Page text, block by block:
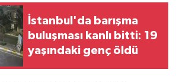
İstanbul'da barışma
buluşması kanlı bitti: 19
yaşındaki genç öldü